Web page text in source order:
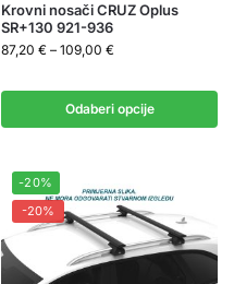
Krovni nosači CRUZ Oplus
SR+130 921-936
87,20 € – 109,00 €
Odaberi opcije
-20%
-20%